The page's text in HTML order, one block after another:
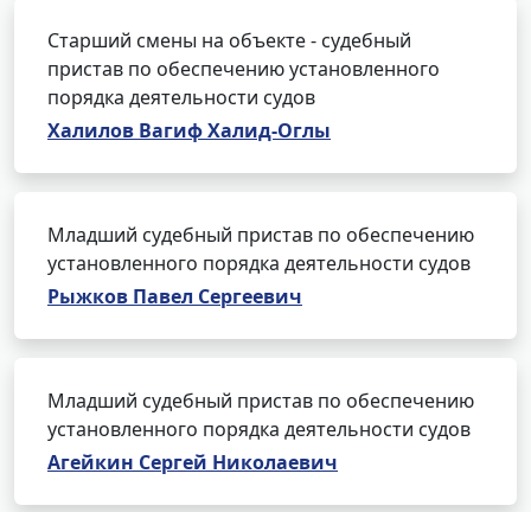
Старший смены на объекте - судебный
пристав по обеспечению установленного
порядка деятельности судов
Халилов Вагиф Халид-Оглы
Младший судебный пристав по обеспечению
установленного порядка деятельности судов
Рыжков Павел Сергеевич
Младший судебный пристав по обеспечению
установленного порядка деятельности судов
Агейкин Сергей Николаевич